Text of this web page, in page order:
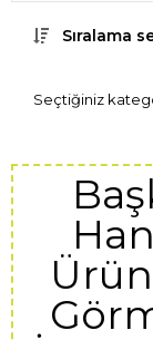
Sıralama
Seçtiğiniz